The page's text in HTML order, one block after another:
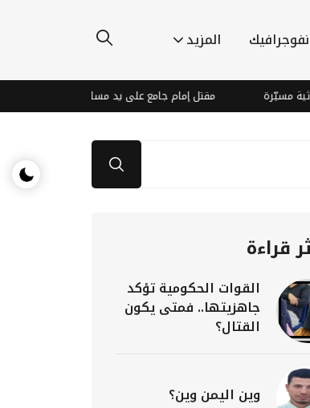
المزيد
مقتل إمام جامع على يد مسلح في الصلو
قراءة
القوات الحكومية تؤكد
جاهزيتها.. فمتى يكون
القتال؟
وين اليمن وين؟